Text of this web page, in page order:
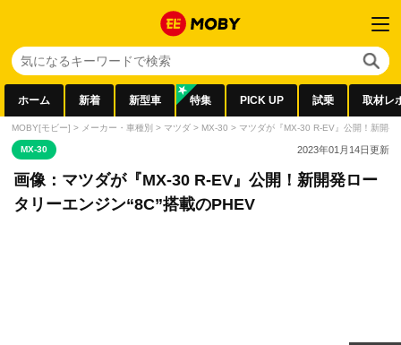
ホーム 新着 新型車 特集 PICK UP 試乗 取材レ
MOBY[モビー] > メーカー・車種別 > マツダ > MX-30 > マツダが『MX-30 R-EV』公開！新開発
MX-30 2023年01月14日更新
画像：マツダが『MX-30 R-EV』公開！新開発ロー
タリーエンジン“8C”搭載のPHEV